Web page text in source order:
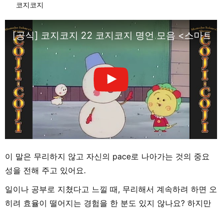
코지코지
[공식] 코지코지 22 코지코지 명언 모음 <스마트
이 말은 무리하지 않고 자신의 pace로 나아가는 것의 중요
성을 전해 주고 있어요.
일이나 공부로 지쳤다고 느낄 때, 무리해서 계속하려 하면 오
히려 효율이 떨어지는 경험을 한 분도 있지 않나요? 하지만